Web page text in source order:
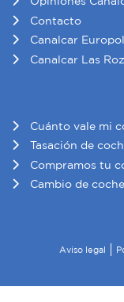
Contacto
Canalcar
Canalcar Las
Cuánto vale mi
Tasación de
Compramos tu
Cambio de coche
Aviso legal